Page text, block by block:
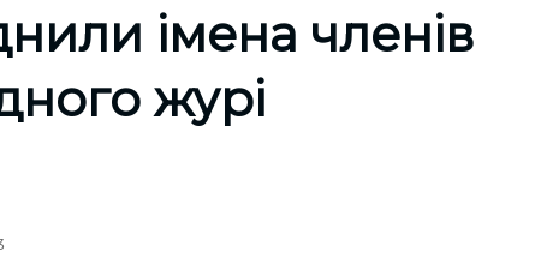
імена членів
журі